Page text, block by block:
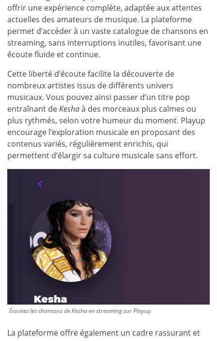
offrir une expérience complète, adaptée aux attentes
actuelles des amateurs de musique. La plateforme
permet d’accéder à un vaste catalogue de chansons en
streaming, sans interruptions inutiles, favorisant une
écoute fluide et continue.
Cette liberté d’écoute facilite la découverte de
nombreux artistes issus de différents univers
musicaux. Vous pouvez ainsi passer d’un titre pop
entraînant deKeshaà des morceaux plus calmes ou
plus rythmés, selon votre humeur du moment. Playup
encourage l’exploration musicale en proposant des
contenus variés, régulièrement enrichis, qui
permettent d’élargir sa culture musicale sans effort.
Écoutez les chansons de Kesha en streaming sur Playup
La plateforme offre également un cadre rassurant et